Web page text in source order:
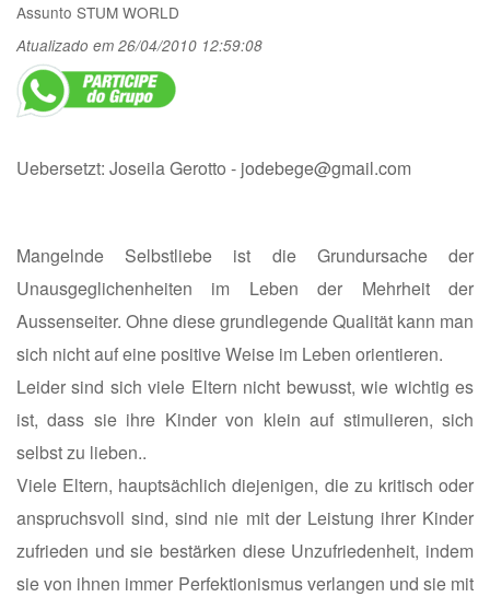
Assunto STUM WORLD
Atualizado em 26/04/2010 12:59:08
Uebersetzt: Joseila Gerotto - jodebege@gmail.com
Mangelnde Selbstliebe ist die Grundursache der
Unausgeglichenheiten im Leben der Mehrheit der
Aussenseiter. Ohne diese grundlegende Qualität kann man
sich nicht auf eine positive Weise im Leben orientieren.
Leider sind sich viele Eltern nicht bewusst, wie wichtig es
ist, dass sie ihre Kinder von klein auf stimulieren, sich
selbst zu lieben..
Viele Eltern, hauptsächlich diejenigen, die zu kritisch oder
anspruchsvoll sind, sind nie mit der Leistung ihrer Kinder
zufrieden und sie bestärken diese Unzufriedenheit, indem
sie von ihnen immer Perfektionismus verlangen und sie mit